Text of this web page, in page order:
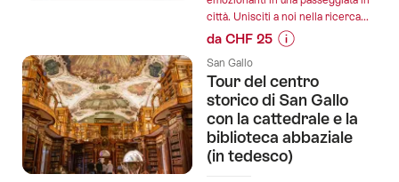
città. Unisciti a noi nella ricerca...
da CHF 25
sul
prezzo
dell’offerta
"Gola
selvaggia
San Gallo
Tour del centro
storico di San Gallo
con la cattedrale e la
biblioteca abbaziale
(in tedesco)